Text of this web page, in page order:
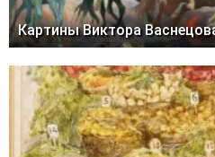
Картины Виктора